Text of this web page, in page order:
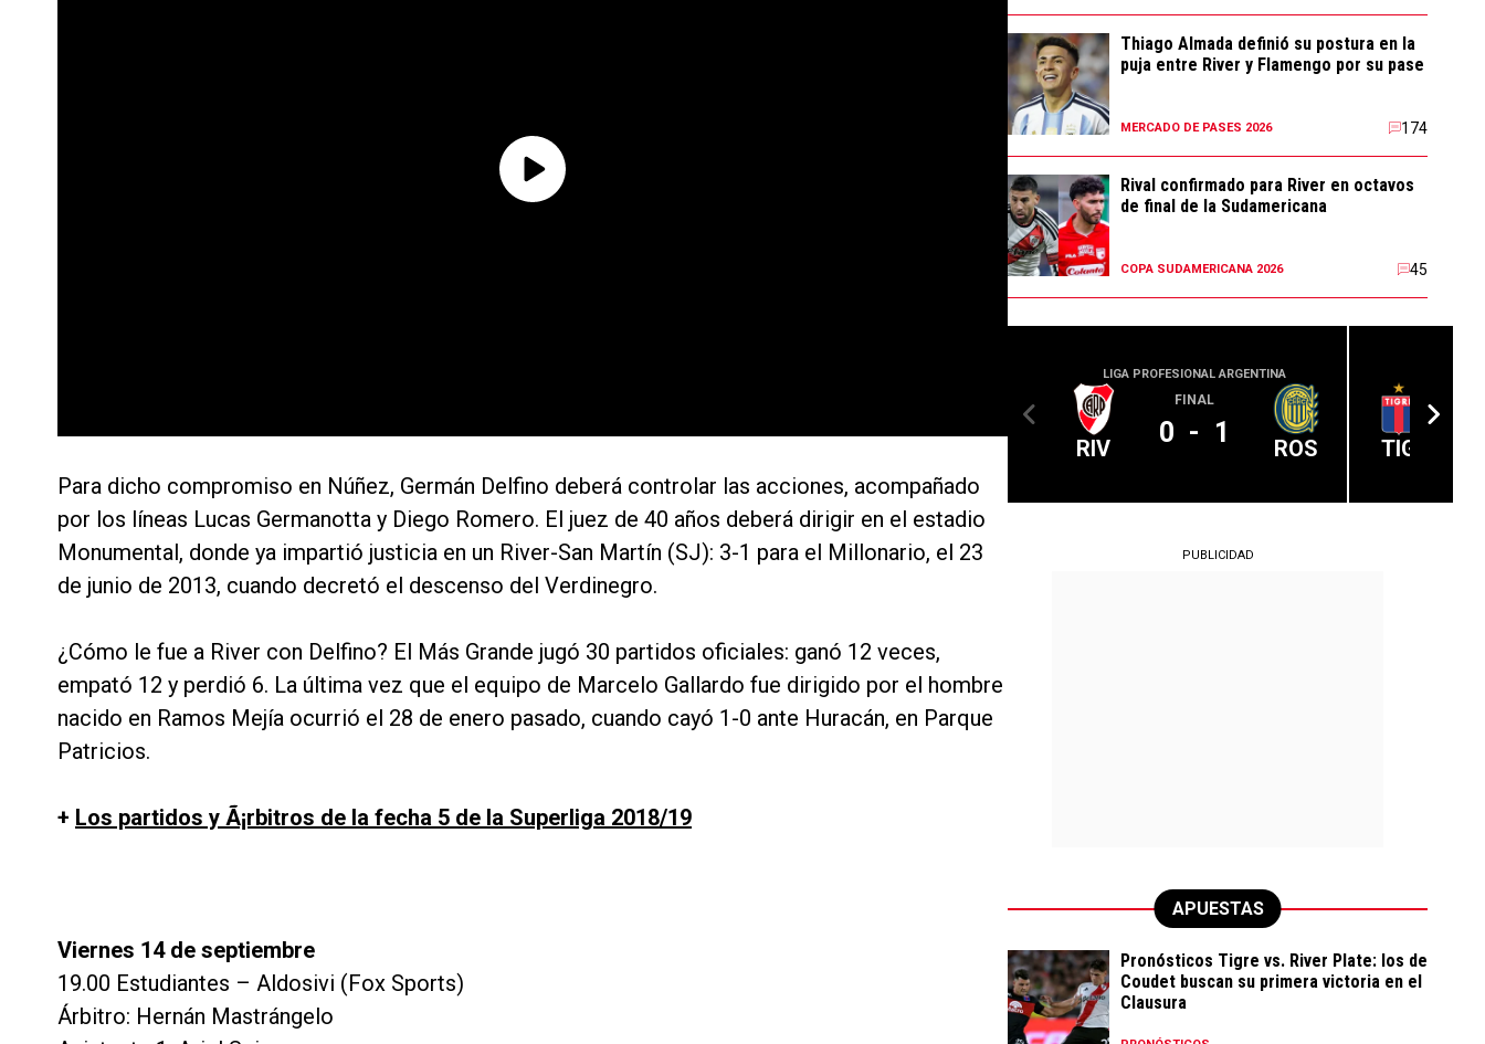
Para dicho compromiso en Núñez, Germán Delfino deberá controlar las acciones, acompañado
por los líneas Lucas Germanotta y Diego Romero. El juez de 40 años deberá dirigir en el estadio
Monumental, donde ya impartió justicia en un River-San Martín (SJ): 3-1 para el Millonario, el 23
de junio de 2013, cuando decretó el descenso del Verdinegro.
¿Cómo le fue a River con Delfino? El Más Grande jugó 30 partidos oficiales: ganó 12 veces,
empató 12 y perdió 6. La última vez que el equipo de Marcelo Gallardo fue dirigido por el hombre
nacido en Ramos Mejía ocurrió el 28 de enero pasado, cuando cayó 1-0 ante Huracán, en Parque
Patricios.
+ Los partidos y Ã¡rbitros de la fecha 5 de la Superliga 2018/19
Viernes 14 de septiembre
19.00 Estudiantes – Aldosivi (Fox Sports)
Árbitro: Hernán Mastrángelo
Thiago Almada definió su postura en la
puja entre River y Flamengo por su pase
MERCADO DE PASES 2026 174
Rival confirmado para River en octavos
de final de la Sudamericana
COPA SUDAMERICANA 2026 45
LIGA PROFESIONAL ARGENTINA
RIV
FINAL
0 - 1 ROS TIG
PUBLICIDAD
APUESTAS
Pronósticos Tigre vs. River Plate: los de
Coudet buscan su primera victoria en el
Clausura